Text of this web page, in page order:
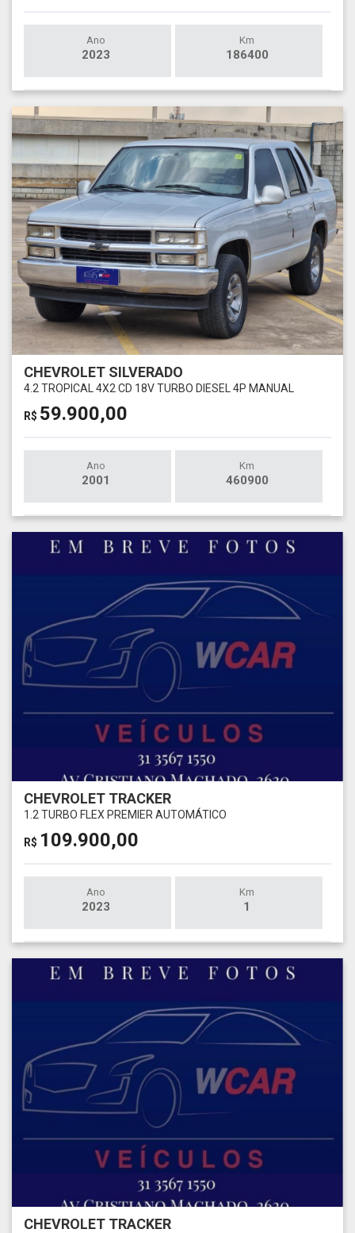
Ano
2023
Km
186400
CHEVROLET SILVERADO
4.2 TROPICAL 4X2 CD 18V TURBO DIESEL 4P MANUAL
R$ 59.900,00
Ano
2001
Km
460900
CHEVROLET TRACKER
1.2 TURBO FLEX PREMIER AUTOMÁTICO
R$ 109.900,00
Ano
2023
Km
1
CHEVROLET TRACKER